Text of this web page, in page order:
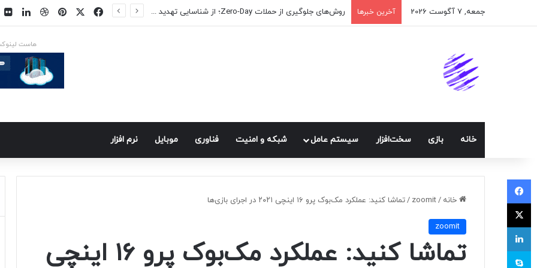
جمعه, 7 آگوست 2026 آخرین خبرها اپلیکیشن پیام‌رسان ایکس در راه است فیسبوک
ایکس پینتریستدریبببل
هاست
خانه بازی سخت‌افزار سيستم عامل شبكه و امنيت فناوری موبايل نرم افزار
خانه /
zoomit
/تماشا کنید: عملکرد مک‌بوک پرو ۱۶ اینچی ۲۰۲۱ در اجرای بازی‌ها
zoomit
تماشا کنید: عملکرد مک‌بوک پرو ۱۶ اینچی
فیسبوک